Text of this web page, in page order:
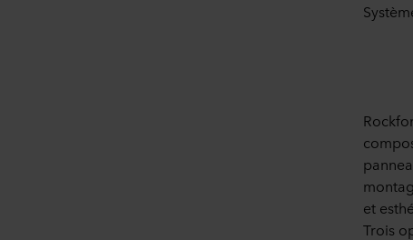
et
Trois